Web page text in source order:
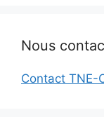
Nous
Contact TNE-